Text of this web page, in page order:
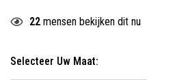
22 mensen bekijken dit nu
Selecteer Uw Maat: